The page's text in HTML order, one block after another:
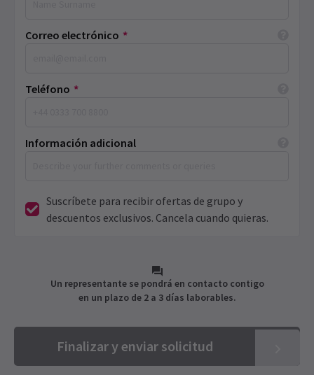
Correo electrónico *
Teléfono *
Información adicional
Suscríbete para recibir ofertas de grupo y
descuentos exclusivos. Cancela cuando quieras.
Un representante se pondrá en contacto contigo
en un plazo de 2 a 3 días laborables.
Finalizar y enviar solicitud